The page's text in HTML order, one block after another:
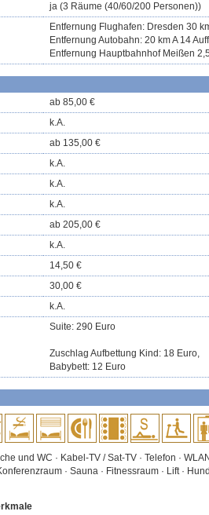
ja (3 Räume (40/60/200 Personen))
Entfernung Flughafen: Dresden 30
Entfernung Autobahn: 20 km A 14
Entfernung Hauptbahnhof Meißen
ab 85,00 €
k.A.
ab 135,00 €
k.A.
k.A.
k.A.
ab 205,00 €
k.A.
14,50 €
30,00 €
k.A.
Suite: 290 Euro
Zuschlag Aufbettung Kind: 18 Euro,
Babybett: 12 Euro
und WC · Kabel-TV / Sat-TV · Telefon ·
· Sauna · Fitnessraum · Lift ·